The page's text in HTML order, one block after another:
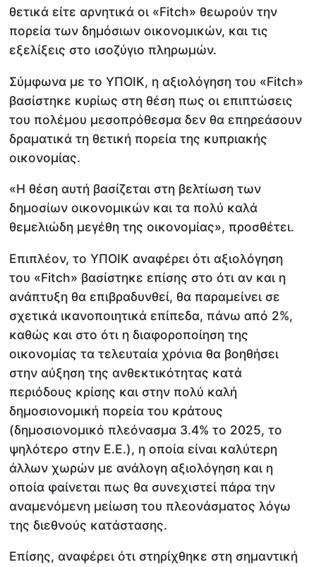
θετικά είτε αρνητικά οι «Fitch» θεωρούν την
πορεία των δημόσιων οικονομικών, και τις
εξελίξεις στο ισοζύγιο πληρωμών.
Σύμφωνα με το ΥΠΟΙΚ, η αξιολόγηση του «Fitch»
βασίστηκε κυρίως στη θέση πως οι επιπτώσεις
του πολέμου μεσοπρόθεσμα δεν θα επηρεάσουν
δραματικά τη θετική πορεία της κυπριακής
οικονομίας.
«Η θέση αυτή βασίζεται στη βελτίωση των
δημοσίων οικονομικών και τα πολύ καλά
θεμελιώδη μεγέθη της οικονομίας», προσθέτει.
Επιπλέον, το ΥΠΟΙΚ αναφέρει ότι αξιολόγηση
του «Fitch» βασίστηκε επίσης στο ότι αν και η
ανάπτυξη θα επιβραδυνθεί, θα παραμείνει σε
σχετικά ικανοποιητικά επίπεδα, πάνω από 2%,
καθώς και στο ότι η διαφοροποίηση της
οικονομίας τα τελευταία χρόνια θα βοηθήσει
στην αύξηση της ανθεκτικότητας κατά
περιόδους κρίσης και στην πολύ καλή
δημοσιονομική πορεία του κράτους
(δημοσιονομικό πλεόνασμα 3.4% το 2025, το
ψηλότερο στην Ε.Ε.), η οποία είναι καλύτερη
άλλων χωρών με ανάλογη αξιολόγηση και η
οποία φαίνεται πως θα συνεχιστεί πάρα την
αναμενόμενη μείωση του πλεονάσματος λόγω
της διεθνούς κατάστασης.
Επίσης, αναφέρει ότι στηρίχθηκε στη σημαντική